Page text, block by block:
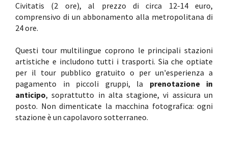
Civitatis (2 ore), al prezzo di circa 12-14 euro,
comprensivo di un abbonamento alla metropolitana di
24 ore.
Questi tour multilingue coprono le principali stazioni
artistiche e includono tutti i trasporti. Sia che optiate
per il tour pubblico gratuito o per un'esperienza a
pagamento in piccoli gruppi, la prenotazione in
anticipo, soprattutto in alta stagione, vi assicura un
posto. Non dimenticate la macchina fotografica: ogni
stazione è un capolavoro sotterraneo.